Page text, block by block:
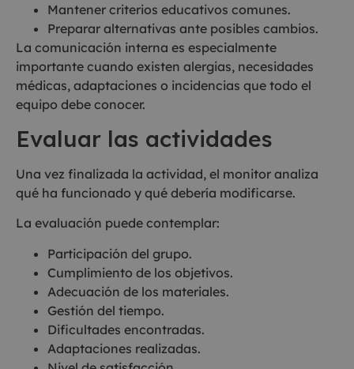
Mantener criterios educativos comunes.
Preparar alternativas ante posibles cambios.
La comunicación interna es especialmente
importante cuando existen alergias, necesidades
médicas, adaptaciones o incidencias que todo el
equipo debe conocer.
Evaluar las actividades
Una vez finalizada la actividad, el monitor analiza
qué ha funcionado y qué debería modificarse.
La evaluación puede contemplar:
Participación del grupo.
Cumplimiento de los objetivos.
Adecuación de los materiales.
Gestión del tiempo.
Dificultades encontradas.
Adaptaciones realizadas.